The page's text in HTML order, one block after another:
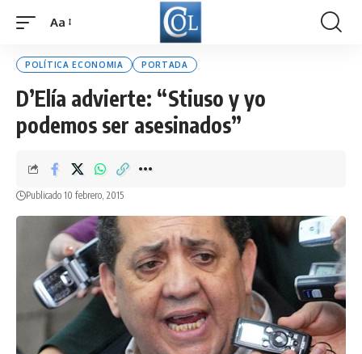
Font
Aa
POLÍTICA ECONOMIA PORTADA
D’Elía advierte: “Stiuso y yo
podemos ser asesinados”
Publicado 10 febrero, 2015